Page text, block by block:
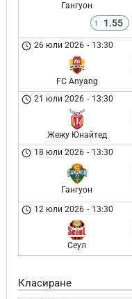
Гангуон
1 1.55
26 юли 2026 - 13:30
FC Anyang
21 юли 2026 - 13:30
Жежу Юнайтед
18 юли 2026 - 13:30
Гангуон
12 юли 2026 - 13:30
Сеул
Класиране